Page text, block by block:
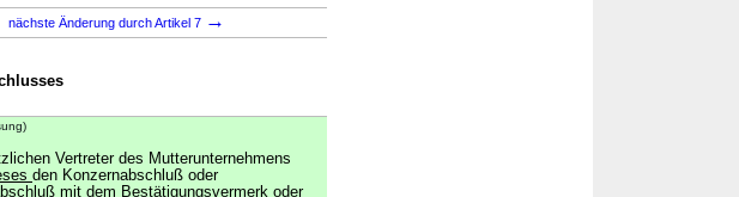
nächste Änderung durch Artikel 7 →
Vertreter des Mutterunternehmens
den Konzernabschluß oder
mit dem Bestätigungsvermerk oder